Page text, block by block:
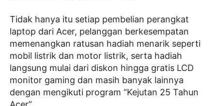
Tidak hanya itu setiap pembelian perangkat
laptop dari Acer, pelanggan berkesempatan
memenangkan ratusan hadiah menarik seperti
mobil listrik dan motor listrik, serta hadiah
langsung mulai dari diskon hingga gratis LCD
monitor gaming dan masih banyak lainnya
dengan mengikuti program “Kejutan 25 Tahun